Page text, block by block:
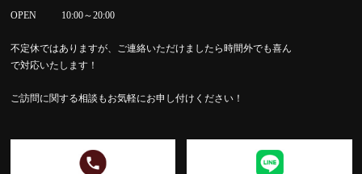
OPEN 10:00～20:00
不定休ではありますが、ご連絡いただけましたら時間外でも喜ん
で対応いたします！
ご訪問に関する相談もお気軽にお申し付けください！